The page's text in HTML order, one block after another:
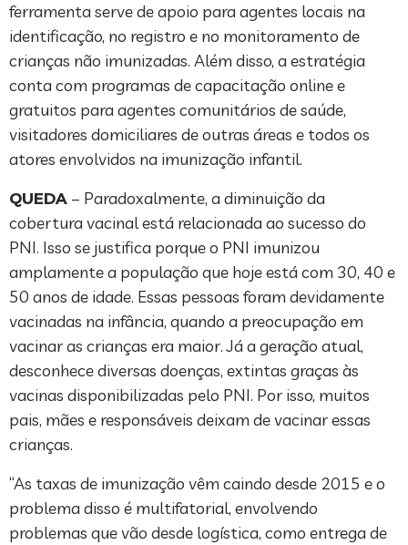
ferramenta serve de apoio para agentes locais na
identificação, no registro e no monitoramento de
crianças não imunizadas. Além disso, a estratégia
conta com programas de capacitação online e
gratuitos para agentes comunitários de saúde,
visitadores domiciliares de outras áreas e todos os
atores envolvidos na imunização infantil.
QUEDA – Paradoxalmente, a diminuição da
cobertura vacinal está relacionada ao sucesso do
PNI. Isso se justifica porque o PNI imunizou
amplamente a população que hoje está com 30, 40 e
50 anos de idade. Essas pessoas foram devidamente
vacinadas na infância, quando a preocupação em
vacinar as crianças era maior. Já a geração atual,
desconhece diversas doenças, extintas graças às
vacinas disponibilizadas pelo PNI. Por isso, muitos
pais, mães e responsáveis deixam de vacinar essas
crianças.
“As taxas de imunização vêm caindo desde 2015 e o
problema disso é multifatorial, envolvendo
problemas que vão desde logística, como entrega de